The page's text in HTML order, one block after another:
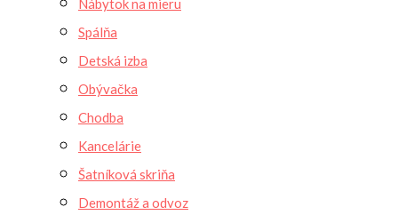
Nábytok na mieru
Spálňa
Detská izba
Obývačka
Chodba
Kancelárie
Šatníková skriňa
Demontáž a odvoz